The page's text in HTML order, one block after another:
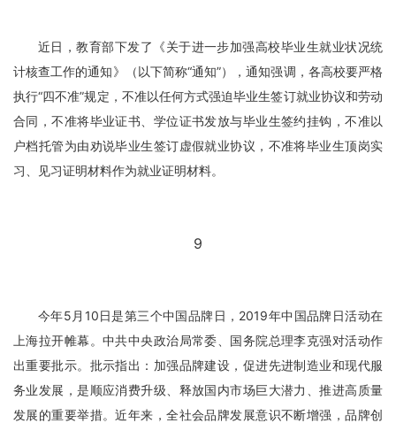
近日，教育部下发了《关于进一步加强高校毕业生就业状况统
计核查工作的通知》（以下简称“通知”），通知强调，各高校要严格
执行“四不准”规定，不准以任何方式强迫毕业生签订就业协议和劳动
合同，不准将毕业证书、学位证书发放与毕业生签约挂钩，不准以
户档托管为由劝说毕业生签订虚假就业协议，不准将毕业生顶岗实
习、见习证明材料作为就业证明材料。
9
今年5月10日是第三个中国品牌日，2019年中国品牌日活动在
上海拉开帷幕。中共中央政治局常委、国务院总理李克强对活动作
出重要批示。批示指出：加强品牌建设，促进先进制造业和现代服
务业发展，是顺应消费升级、释放国内市场巨大潜力、推进高质量
发展的重要举措。近年来，全社会品牌发展意识不断增强，品牌创